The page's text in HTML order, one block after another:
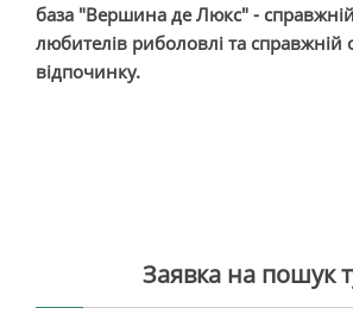
база "Вершина де Люкс" -
любителів риболовлі та справжній
відпочинку.
Заявка на пошук